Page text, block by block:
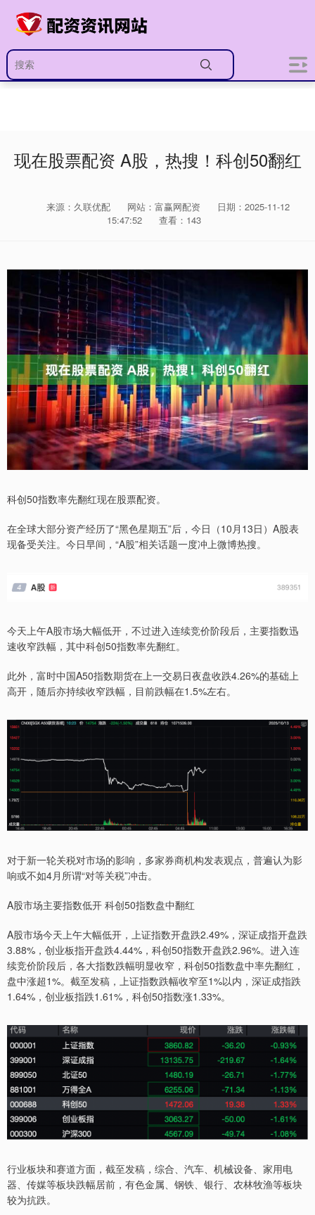
现在股票配资 A股，热搜！科创50翻红
来源：久联优配 网站：富赢网配资
日期：2025-11-12
15:47:52
查看：143
科创50指数率先翻红现在股票配资。
在全球大部分资产经历了“黑色星期五”后，今日（10月13日）A股表
现备受关注。今日早间，“A股”相关话题一度冲上微博热搜。
今天上午A股市场大幅低开，不过进入连续竞价阶段后，主要指数迅
速收窄跌幅，其中科创50指数率先翻红。
此外，富时中国A50指数期货在上一交易日夜盘收跌4.26%的基础上
高开，随后亦持续收窄跌幅，目前跌幅在1.5%左右。
对于新一轮关税对市场的影响，多家券商机构发表观点，普遍认为影
响或不如4月所谓“对等关税”冲击。
A股市场主要指数低开 科创50指数盘中翻红
A股市场今天上午大幅低开，上证指数开盘跌2.49%，深证成指开盘跌
3.88%，创业板指开盘跌4.44%，科创50指数开盘跌2.96%。进入连
续竞价阶段后，各大指数跌幅明显收窄，科创50指数盘中率先翻红，
盘中涨超1%。截至发稿，上证指数跌幅收窄至1%以内，深证成指跌
1.64%，创业板指跌1.61%，科创50指数涨1.33%。
行业板块和赛道方面，截至发稿，综合、汽车、机械设备、家用电
器、传媒等板块跌幅居前，有色金属、钢铁、银行、农林牧渔等板块
较为抗跌。